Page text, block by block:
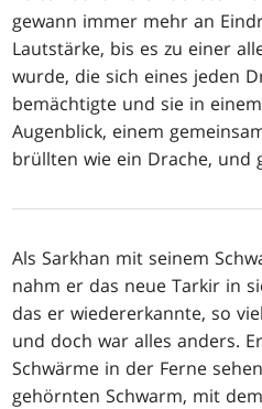
gewann immer mehr an
Lautstärke, bis es zu einer
wurde, die sich eines jeden
bemächtigte und sie in
Augenblick, einem
brüllten wie ein Drache, und
Als Sarkhan mit seinem
nahm er das neue Tarkir in
das er wiedererkannte, so
und doch war alles anders.
Schwärme in der Ferne
gehörnten Schwarm, mit